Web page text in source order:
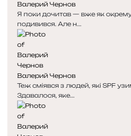
Валерий Чернов
Я поки дочитав — вже як
подивився. Але н...
Валерий Чернов
Теж сміявся з людей, які SPF
Здавалося, яке...